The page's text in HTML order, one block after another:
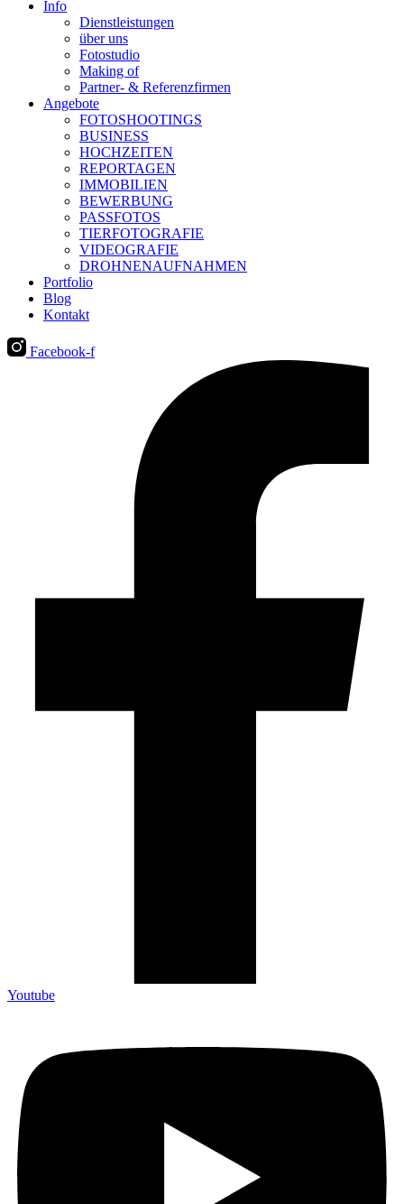
Info
Dienstleistungen
über uns
Fotostudio
Making of
Partner- & Referenzfirmen
Angebote
FOTOSHOOTINGS
BUSINESS
HOCHZEITEN
REPORTAGEN
IMMOBILIEN
BEWERBUNG
PASSFOTOS
TIERFOTOGRAFIE
VIDEOGRAFIE
DROHNENAUFNAHMEN
Portfolio
Blog
Kontakt
Facebook-f
Youtube